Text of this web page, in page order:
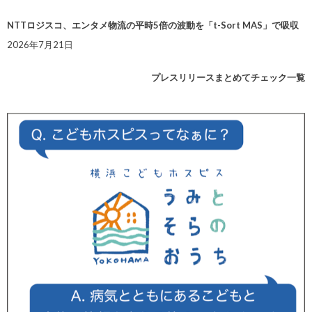
NTTロジスコ、エンタメ物流の平時5倍の波動を「t-Sort MAS」で吸収
2026年7月21日
プレスリリースまとめてチェック一覧